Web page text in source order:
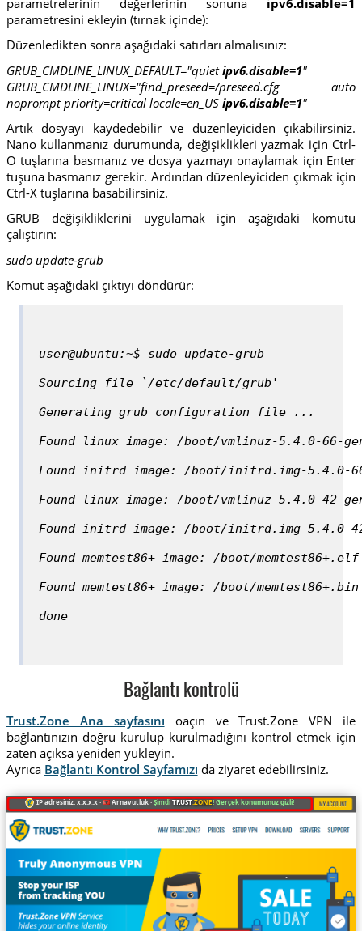
parametresini ekleyin (tırnak içinde):
Düzenledikten sonra aşağıdaki satırları almalısınız:
GRUB_CMDLINE_LINUX_DEFAULT="quietipv6.disable=1"
GRUB_CMDLINE_LINUX="find_preseed=/preseed.cfg auto
noprompt priority=critical locale=en_US ipv6.disable=1"
Artık dosyayı kaydedebilir ve düzenleyiciden çıkabilirsiniz.
Nano kullanmanız durumunda, değişiklikleri yazmak için Ctrl-
O tuşlarına basmanız ve dosya yazmayı onaylamak için Enter
tuşuna basmanız gerekir. Ardından düzenleyiciden çıkmak için
Ctrl-X tuşlarına basabilirsiniz.
GRUB değişikliklerini uygulamak için aşağıdaki komutu
çalıştırın:
sudo update-grub
Komut aşağıdaki çıktıyı döndürür:
user@ubuntu:~$ sudo update-grub
Sourcing file `/etc/default/grub'
Generating grub configuration file ...
Found linux image: /boot/vmlinuz-5.4.0-66-
Found initrd image: /boot/initrd.img-5.4.0-
Found linux image: /boot/vmlinuz-5.4.0-42-
Found initrd image: /boot/initrd.img-5.4.0-
Found memtest86+ image: /boot/memtest86+.elf
Found memtest86+ image: /boot/memtest86+.bin
done
Bağlantı kontrolü
Trust.Zone Ana sayfasını oaçın ve Trust.Zone VPN ile
bağlantınızın doğru kurulup kurulmadığını kontrol etmek için
zaten açıksa yeniden yükleyin.
Ayrıca Bağlantı Kontrol Sayfamızı da ziyaret edebilirsiniz.
IP adresiniz: x.x.x.x · Arnavutluk ·ŞimdiTRUST.ZONE! Gerçek konumunuz gizli!